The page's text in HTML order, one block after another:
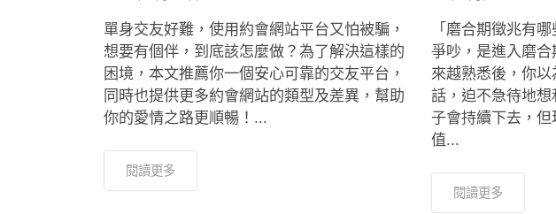
單身交友好難，使用約會網站平台又怕被騙，
想要有個伴，到底該怎麼做？為了解決這樣的
困境，本文推薦你一個安心可靠的交友平台，
同時也提供更多約會網站的類型及差異，幫助
你的愛情之路更順暢！...
閱讀更多
「磨合期徵兆有
爭吵，是進入磨
來越熟悉後，你
話，迫不急待地想
子會持續下去，
值...
閱讀更多